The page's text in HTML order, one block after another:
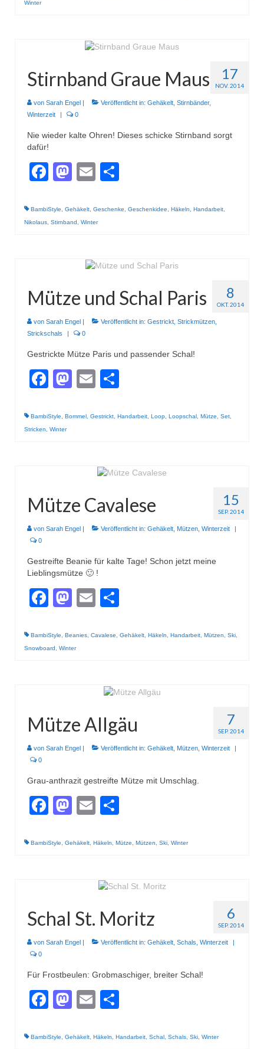
Gestrickt
Winter
17
NOV. 2014
Stirnband Graue Maus
von Sarah Engel | Veröffentlicht in: Gehäkelt Stirnbänder,
Winterzeit
| 0
Nie wieder kalte Ohren! Dieses schicke Stirnband sorgt
dafür!
Facebook
Mastodon
Email
BambiStyle Gehäkelt Geschenke Geschenkidee Häkeln Handarbeit
Nikolaus Stirnband Winter
8
OKT. 2014
Mütze und Schal Paris
von Sarah Engel | Veröffentlicht in: Gestrickt Strickmützen
Strickschals
| 0
Gestrickte Mütze Paris und passender Schal!
Facebook
Mastodon
Email
BambiStyle Bommel Gestrickt Handarbeit Loop Loopschal Mütze Set
Stricken
Winter
15
SEP. 2014
Mütze Cavalese
von Sarah Engel Veröffentlicht in: Gehäkelt Mützen Winterzeit
0
Gestreifte Beanie für kalte Tage! Schon jetzt meine
Lieblingsmütze 🙂 !
Facebook
Mastodon
Email
BambiStyle, Beanies, Cavalese, Gehäkelt, Häkeln, Handarbeit, Mützen, Ski,
Snowboard, Winter
7
SEP. 2014
Mütze Allgäu
von Sarah Engel | Veröffentlicht in: Gehäkelt Mützen Winterzeit
|
0
Grau-anthrazit gestreifte Mütze mit Umschlag.
Facebook
Mastodon
Email
BambiStyle Gehäkelt Häkeln Mütze Mützen Ski Winter
6
SEP. 2014
Schal St. Moritz
von Sarah Engel | Veröffentlicht in: Gehäkelt Schals Winterzeit
|
0
Für Frostbeulen: Grobmaschiger, breiter Schal!
Facebook
Mastodon
Email
BambiStyle Gehäkelt Häkeln Handarbeit Schal Schals Ski Winter